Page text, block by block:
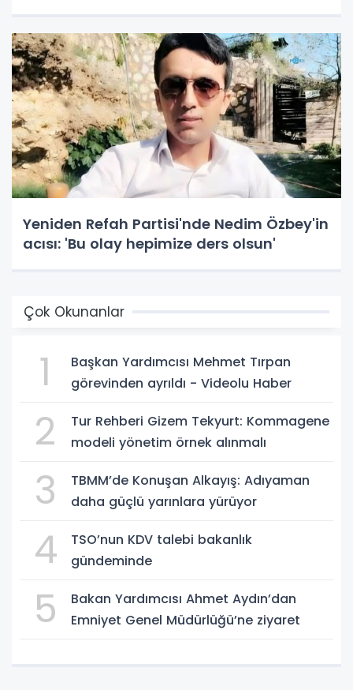
Yeniden Refah Partisi'nde Nedim Özbey'in
acısı: 'Bu olay hepimize ders olsun'
Çok Okunanlar
1
Başkan Yardımcısı Mehmet Tırpan
görevinden ayrıldı - Videolu Haber
2
Tur Rehberi Gizem Tekyurt: Kommagene
modeli yönetim örnek alınmalı
3
TBMM’de Konuşan Alkayış: Adıyaman
daha güçlü yarınlara yürüyor
4
TSO’nun KDV talebi bakanlık
gündeminde
5
Bakan Yardımcısı Ahmet Aydın’dan
Emniyet Genel Müdürlüğü’ne ziyaret